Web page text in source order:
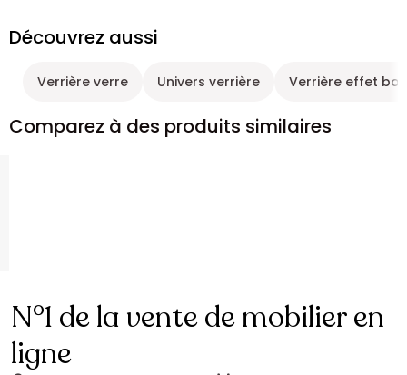
Découvrez aussi
Verrière verre Univers verrière Verrière effet
Comparez à des produits similaires
N°1 de la vente de mobilier en
ligne